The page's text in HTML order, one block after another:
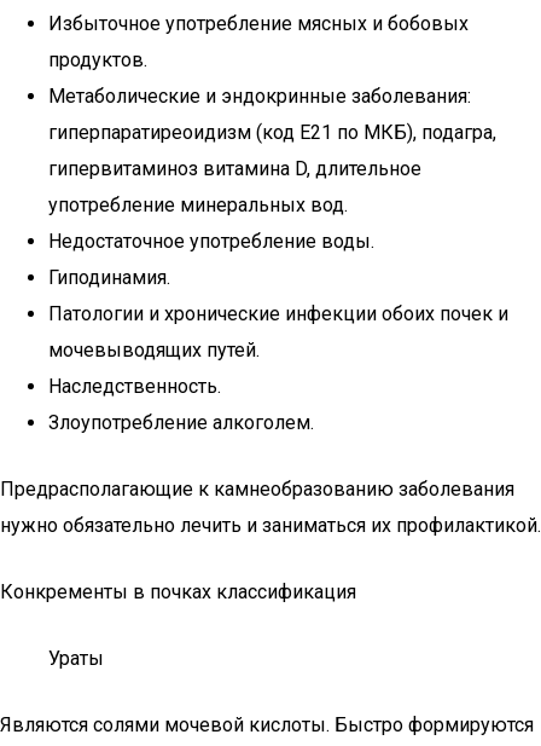
Избыточное употребление мясных и бобовых
продуктов.
Метаболические и эндокринные заболевания:
гиперпаратиреоидизм (код E21 по МКБ), подагра,
гипервитаминоз витамина D, длительное
употребление минеральных вод.
Недостаточное употребление воды.
Гиподинамия.
Патологии и хронические инфекции обоих почек и
мочевыводящих путей.
Наследственность.
Злоупотребление алкоголем.
Предрасполагающие к камнеобразованию заболевания
нужно обязательно лечить и заниматься их профилактикой.
Конкременты в почках классификация
Ураты
Являются солями мочевой кислоты. Быстро формируются